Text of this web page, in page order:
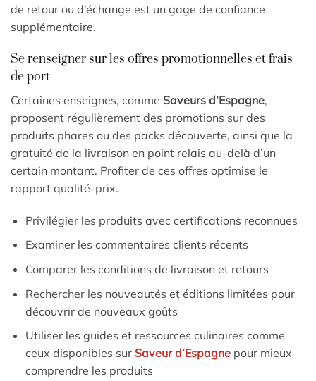
de retour ou d’échange est un gage de confiance
supplémentaire.
Se renseigner sur les offres promotionnelles et frais
de port
Certaines enseignes, comme Saveurs d’Espagne,
proposent régulièrement des promotions sur des
produits phares ou des packs découverte, ainsi que la
gratuité de la livraison en point relais au-delà d’un
certain montant. Profiter de ces offres optimise le
rapport qualité-prix.
Privilégier les produits avec certifications reconnues
Examiner les commentaires clients récents
Comparer les conditions de livraison et retours
Rechercher les nouveautés et éditions limitées pour
découvrir de nouveaux goûts
Utiliser les guides et ressources culinaires comme
ceux disponibles sur Saveur d’Espagnepour mieux
comprendre les produits